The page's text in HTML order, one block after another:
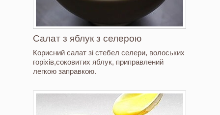
Салат з яблук з селерою
Корисний салат зі стебел селери, волоських
горіхів,соковитих яблук, приправлений
легкою заправкою.